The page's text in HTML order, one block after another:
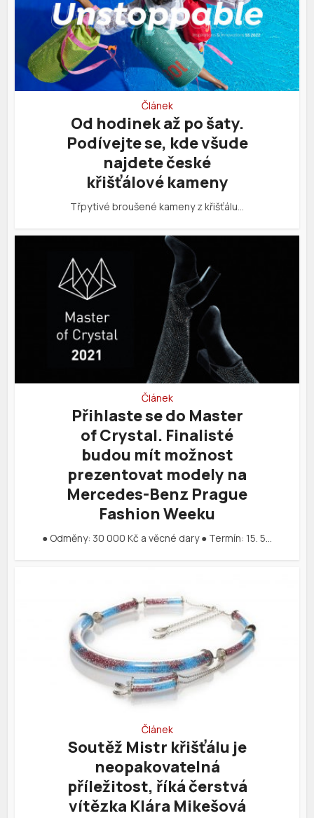
Článek
Od hodinek až po šaty.
Podívejte se, kde všude
najdete české
křišťálové kameny
Třpytivé broušené kameny z křišťálu…
Článek
Přihlaste se do Master
of Crystal. Finalisté
budou mít možnost
prezentovat modely na
Mercedes-Benz Prague
Fashion Weeku
● Odměny: 30 000 Kč a věcné dary ● Termín: 15. 5…
Článek
Soutěž Mistr křišťálu je
neopakovatelná
příležitost, říká čerstvá
vítězka Klára Mikešová